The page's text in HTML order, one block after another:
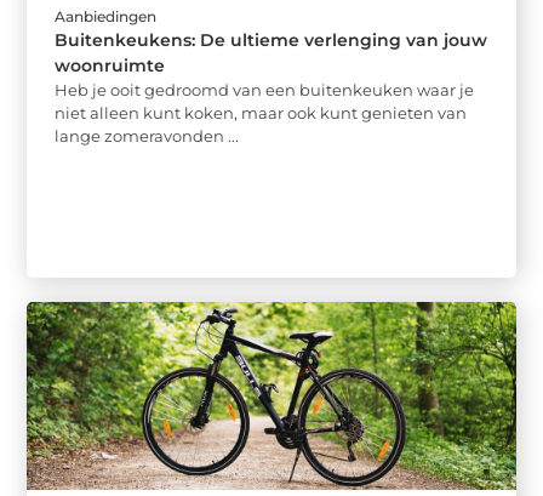
Aanbiedingen
Buitenkeukens: De ultieme verlenging van jouw
woonruimte
Heb je ooit gedroomd van een buitenkeuken waar je
niet alleen kunt koken, maar ook kunt genieten van
lange zomeravonden ...